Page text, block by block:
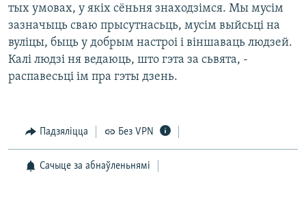
тых умовах, у якіх сёньня знаходзімся. Мы мусім
зазначыць сваю прысутнасьць, мусім выйсьці на
вуліцы, быць у добрым настроі і віншаваць людзей.
Калі людзі ня ведаюць, што гэта за сьвята, -
распавесьці ім пра гэты дзень.
Падзяліцца Без VPN
Сачыце за абнаўленьнямі